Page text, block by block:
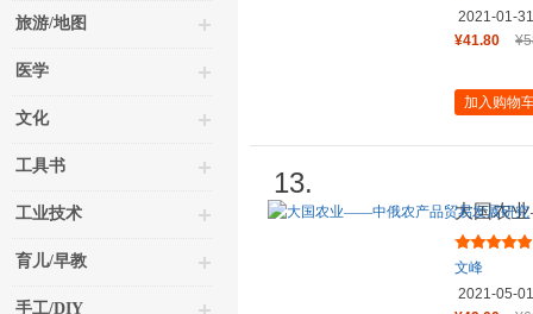
旅游/地图
医学
文化
工具书
工业技术
育儿/早教
手工/DIY
2021-01-31
¥41.80
加入购物
13.
大国农
文峰
2021-05-01